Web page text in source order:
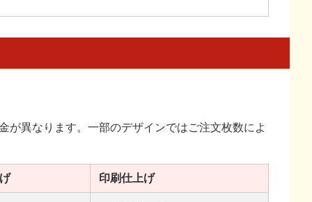
が異なります。一部のデザインではご注文枚数によ
印刷仕上げ